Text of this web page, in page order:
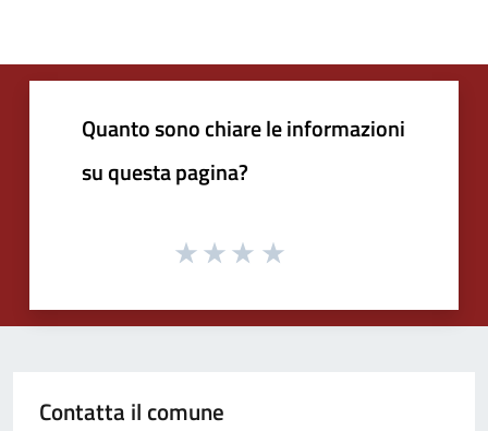
Quanto sono chiare le informazioni
su questa pagina?
Contatta il comune